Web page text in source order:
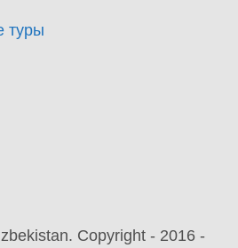
туры
Copyright - 2016 -